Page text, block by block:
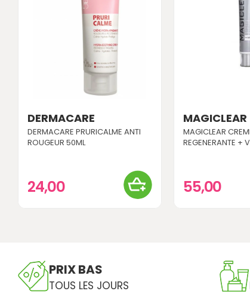
DERMACARE
DERMACARE PRURICALME ANTI
ROUGEUR 50ML
24,00
MAGICLEAR
MAGICLEAR
REGENERANTE +
55,00
PRIX BAS
TOUS LES JOURS